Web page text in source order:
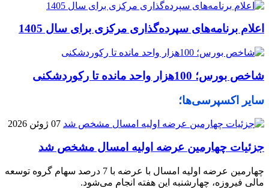
اعلام برنامه‌های سپرده‌گذاری مرکزی برای سال 1405
شاخص بورس؛ 100هزار واحد مانده تا رکوردشکنی
سایر اکسپرسی‌ها؛
07 ژوئن 2026
جزئیات چهارمین عرضه اولیه امسال مشخص شد
چهارمین عرضه اولیه امسال با عرضه با 7 درصد سهام گروه توسعه
مالی فیروزه، چهارشنبه این هفته انجام می‌شود.